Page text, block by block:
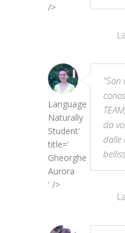
/>
Language
Naturally
Student'
title='
Gheorghe
Aurora
' />
"Son
da
dalle